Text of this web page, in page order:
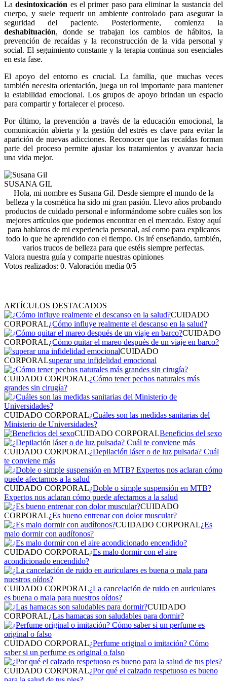
Ladesintoxicación es el primer paso para eliminar la sustancia del
cuerpo, y suele requerir un ambiente controlado para asegurar la
seguridad del paciente. Posteriormente, comienza la
deshabituación, donde se trabajan los cambios de hábitos, la
prevención de recaídas y la reconstrucción de la vida personal y
social. El seguimiento constante y la terapia continua son esenciales
en esta fase.
El apoyo del entorno es crucial. La familia, que muchas veces
también necesita orientación, juega un rol importante para mantener
la estabilidad emocional. Los grupos de apoyo brindan un espacio
para compartir y fortalecer el proceso.
Por último, la prevención a través de la educación emocional, la
comunicación abierta y la gestión del estrés es clave para evitar la
aparición de nuevas adicciones. Reconocer que las recaídas forman
parte del proceso permite ajustar los tratamientos y avanzar hacia
una vida mejor.
SUSANA GIL
Hola, mi nombre es Susana Gil. Desde siempre el mundo de la
belleza y la cosmética ha sido mi gran pasión. Llevo años probando
productos de cuidado personal e informándome sobre cuáles son los
mejores artículos que podemos encontrar en el mercado. Estoy aquí
para hablaros de mi experiencia personal, así como para explicaros
todo lo que he aprendido con el tiempo. Os iré enseñando, también,
varios trucos de belleza para que estéis siempre perfectas.
Valora nuestra guía y comparte nuestras opiniones
Votos realizados: 0. Valoración media 0/5
ARTÍCULOS DESTACADOS
CUIDADO
CORPORAL¿Cómo influye realmente el descanso en la salud?
CUIDADO
CORPORAL¿Cómo quitar el mareo después de un viaje en barco?
CUIDADO
CORPORALsuperar una infidelidad emocional
CUIDADO CORPORAL¿Cómo tener pechos naturales más
grandes sin cirugía?
CUIDADO CORPORAL¿Cuáles son las medidas sanitarias del
Ministerio de Universidades?
CUIDADO CORPORALBeneficios del sexo
CUIDADO CORPORAL¿Depilación láser o de luz pulsada? Cuál
te conviene más
CUIDADO CORPORAL¿Doble o simple suspensión en MTB?
Expertos nos aclaran cómo puede afectarnos a la salud
CUIDADO
CORPORAL¿Es bueno entrenar con dolor muscular?
CUIDADO CORPORAL¿Es
malo dormir con audífonos?
CUIDADO CORPORAL¿Es malo dormir con el aire
acondicionado encendido?
CUIDADO CORPORAL¿La cancelación de ruido en auriculares
es buena o mala para nuestros oídos?
CUIDADO
CORPORAL¿Las hamacas son saludables para dormir?
CUIDADO CORPORAL¿Perfume original o imitación? Cómo
saber si un perfume es original o falso
CUIDADO CORPORAL¿Por qué el calzado respetuoso es bueno